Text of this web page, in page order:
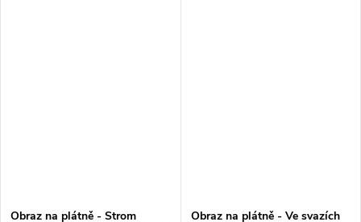
Obraz na plátně - Strom
Obraz na plátně - Ve svazích